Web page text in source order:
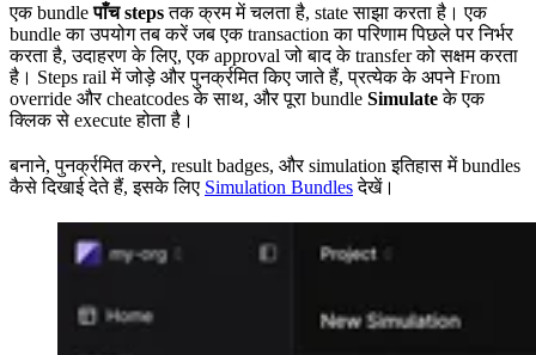
एक bundleपाँच stepsतक क्रम में चलता है, state साझा करता है। एक
bundle का उपयोग तब करें जब एक transaction का परिणाम पिछले पर निर्भर
करता है, उदाहरण के लिए, एक approval जो बाद के transfer को सक्षम करता
है। Steps rail में जोड़े और पुनर्क्रमित किए जाते हैं, प्रत्येक के अपने From
override और cheatcodes के साथ, और पूरा bundle Simulateके एक
क्लिक से execute होता है।
बनाने, पुनर्क्रमित करने, result badges, और simulation इतिहास में bundles
कैसे दिखाई देते हैं, इसके लिए Simulation Bundlesदेखें।